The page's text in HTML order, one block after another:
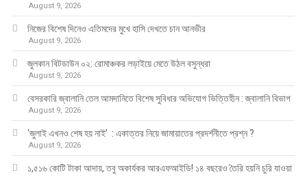
August 9, 2026
নিজের বিশেষ দিনেও এতিমদের মুখে হাসি দেখতে চান আনভীর
August 9, 2026
জুলকান বিটডাউন ০২: রোমাঞ্চকর লড়াইয়ে মেতে উঠল বসুন্ধরা
August 9, 2026
বেসরকারি জ্বালানি তেল আমদানিতে বিশেষ সুবিধার অভিযোগ ভিত্তিহীন : জ্বালানি বিভাগ
August 9, 2026
‘জুলাই এখনও শেষ হয় নাই’ : একাত্তর নিয়ে জামায়াতের প্রদর্শনীতে প্রশ্ন ?
August 9, 2026
১,৫১৬ কোটি টাকা আদায়, তবু অকার্যকর আরএফআইডি! ১৪ বছরেও তৈরি হয়নি চুরি যাওয়া